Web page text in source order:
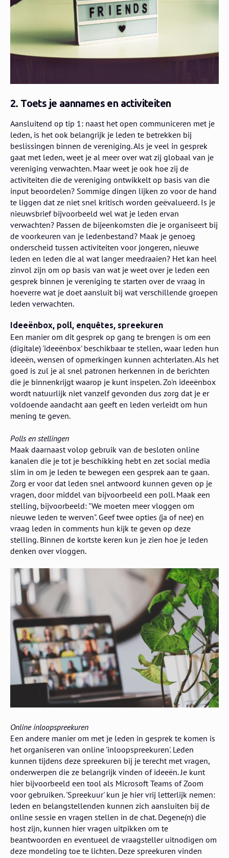
2. Toets je aannames en activiteiten
Aansluitend op tip 1: naast het open communiceren met je
leden, is het ook belangrijk je leden te betrekken bij
beslissingen binnen de vereniging. Als je veel in gesprek
gaat met leden, weet je al meer over wat zij globaal van je
vereniging verwachten. Maar weet je ook hoe zij de
activiteiten die de vereniging ontwikkelt op basis van die
input beoordelen? Sommige dingen lijken zo voor de hand
te liggen dat ze niet snel kritisch worden geëvalueerd. Is je
nieuwsbrief bijvoorbeeld wel wat je leden ervan
verwachten? Passen de bijeenkomsten die je organiseert bij
de voorkeuren van je ledenbestand? Maak je genoeg
onderscheid tussen activiteiten voor jongeren, nieuwe
leden en leden die al wat langer meedraaien? Het kan heel
zinvol zijn om op basis van wat je weet over je leden een
gesprek binnen je vereniging te starten over de vraag in
hoeverre wat je doet aansluit bij wat verschillende groepen
leden verwachten.
​Ideeënbox, poll, enquêtes, spreekuren
Een manier om dit gesprek op gang te brengen is om een
(digitale) 'ideeënbox' beschikbaar te stellen, waar leden hun
ideeën, wensen of opmerkingen kunnen achterlaten. Als het
goed is zul je al snel patronen herkennen in de berichten
die je binnenkrijgt waarop je kunt inspelen. Zo'n ideeënbox
wordt natuurlijk niet vanzelf gevonden dus zorg dat je er
voldoende aandacht aan geeft en leden verleidt om hun
mening te geven.
Polls en stellingen
Maak daarnaast volop gebruik van de besloten online
kanalen die je tot je beschikking hebt en zet social media
slim in om je leden te bewegen een gesprek aan te gaan.
Zorg er voor dat leden snel antwoord kunnen geven op je
vragen, door middel van bijvoorbeeld een poll. Maak een
stelling, bijvoorbeeld: "We moeten meer vloggen om
nieuwe leden te werven". Geef twee opties (ja of nee) en
vraag leden in comments hun kijk te geven op deze
stelling. Binnen de kortste keren kun je zien hoe je leden
denken over vloggen.
Online inloopspreekuren
Een andere manier om met je leden in gesprek te komen is
het organiseren van online 'inloopspreekuren'. Leden
kunnen tijdens deze spreekuren bij je terecht met vragen,
onderwerpen die ze belangrijk vinden of ideeën. Je kunt
hier bijvoorbeeld een tool als Microsoft Teams of Zoom
voor gebruiken. 'Spreekuur' kun je hier vrij letterlijk nemen:
leden en belangstellenden kunnen zich aansluiten bij de
online sessie en vragen stellen in de chat. Degene(n) die
host zijn, kunnen hier vragen uitpikken om te
beantwoorden en eventueel de vraagsteller uitnodigen om
deze mondeling toe te lichten. Deze spreekuren vinden